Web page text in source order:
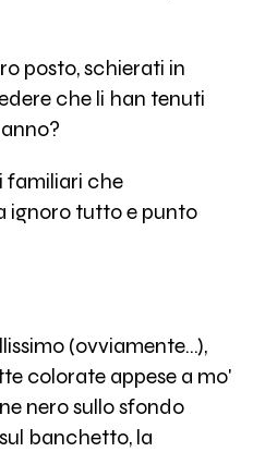
posto, schierati in
che li han tenuti
familiari che
ignoro tutto e punto
(ovviamente...),
colorate appese a mo'
nero sullo sfondo
banchetto, la